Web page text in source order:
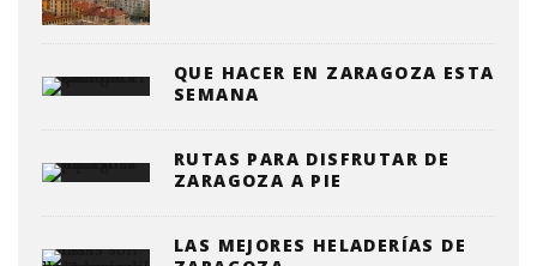
QUE HACER EN ZARAGOZA ESTA
SEMANA
RUTAS PARA DISFRUTAR DE
ZARAGOZA A PIE
LAS MEJORES HELADERÍAS DE